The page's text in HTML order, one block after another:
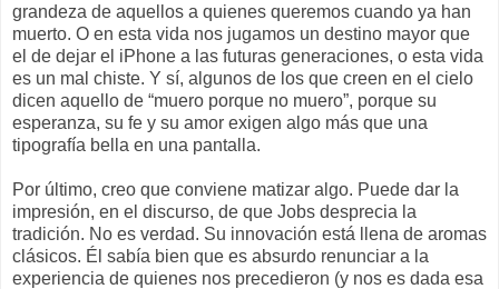
grandeza de aquellos a quienes queremos cuando ya han
muerto. O en esta vida nos jugamos un destino mayor que
el de dejar el iPhone a las futuras generaciones, o esta vida
es un mal chiste. Y sí, algunos de los que creen en el cielo
dicen aquello de “muero porque no muero”, porque su
esperanza, su fe y su amor exigen algo más que una
tipografía bella en una pantalla.
Por último, creo que conviene matizar algo. Puede dar la
impresión, en el discurso, de que Jobs desprecia la
tradición. No es verdad. Su innovación está llena de aromas
clásicos. Él sabía bien que es absurdo renunciar a la
experiencia de quienes nos precedieron (y nos es dada esa